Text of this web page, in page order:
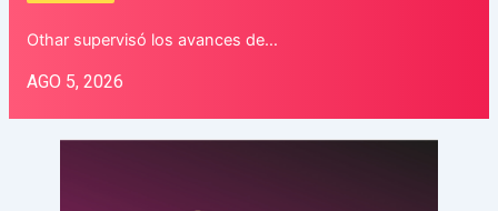
Othar supervisó los avances de…
AGO 5, 2026